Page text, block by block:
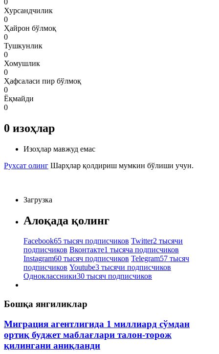
Хурсандчилик
0
Ҳайрон бўлмоқ
0
Тушкунлик
0
Хомушлик
0
Ҳафсаласи пир бўлмоқ
0
Ёқмайди
0
0 изоҳлар
Изоҳлар мавжуд емас
Рухсат олинг Шарҳлар қолдириш мумкин бўлиши учун.
Загрузка
Алоқада қолинг
Facebook65 тысяч подписчиков Twitter2 тысячи
подписчиков Вконтакте1 тысяча подписчиков
Instagram60 тысяч подписчиков Telegram57 тысяч
подписчиков Youtube3 тысячи подписчиков
Одноклассники30 тысяч подписчиков
Бошқа янгиликлар
Миграция агентлигида 1 миллиард сўмдан
ортиқ буджет маблағлари талон-торож
қилингани аниқланди